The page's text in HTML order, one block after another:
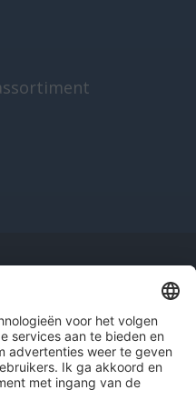
Disclaimer
Colofon